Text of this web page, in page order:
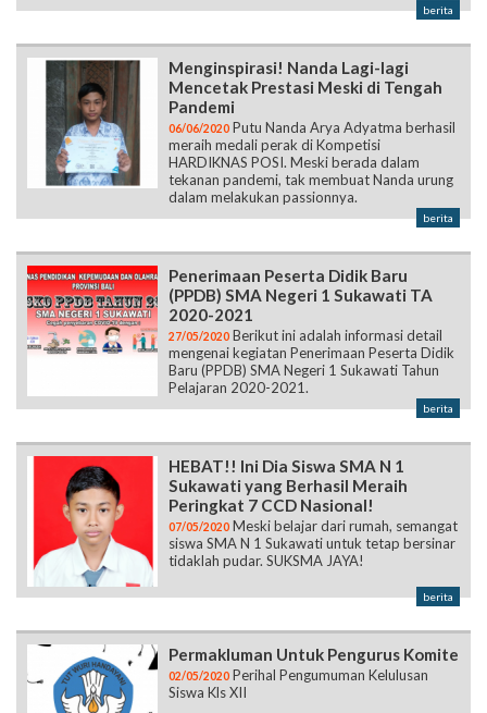
berita
Menginspirasi! Nanda Lagi-lagi
Mencetak Prestasi Meski di Tengah
Pandemi
06/06/2020 Putu Nanda Arya Adyatma berhasil
meraih medali perak di Kompetisi
HARDIKNAS POSI. Meski berada dalam
tekanan pandemi, tak membuat Nanda urung
dalam melakukan passionnya.
berita
Penerimaan Peserta Didik Baru
(PPDB) SMA Negeri 1 Sukawati TA
2020-2021
27/05/2020 Berikut ini adalah informasi detail
mengenai kegiatan Penerimaan Peserta Didik
Baru (PPDB) SMA Negeri 1 Sukawati Tahun
Pelajaran 2020-2021.
berita
HEBAT!! Ini Dia Siswa SMA N 1
Sukawati yang Berhasil Meraih
Peringkat 7 CCD Nasional!
07/05/2020 Meski belajar dari rumah, semangat
siswa SMA N 1 Sukawati untuk tetap bersinar
tidaklah pudar. SUKSMA JAYA!
berita
Permakluman Untuk Pengurus Komite
02/05/2020 Perihal Pengumuman Kelulusan
Siswa Kls XII